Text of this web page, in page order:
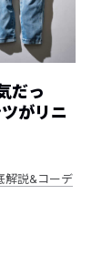
だっ
がリニ
解説&コーデ